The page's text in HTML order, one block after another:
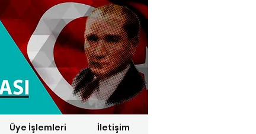
Üye İşlemleri İletişim